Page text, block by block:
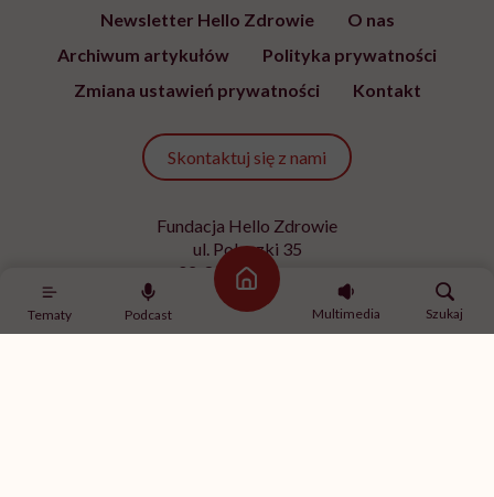
Tematy Podcast
Strona główna
Multimedia
Szukaj
Newsletter Hello Zdrowie
O nas
Archiwum artykułów
Polityka prywatności
Zmiana ustawień prywatności
Kontakt
Skontaktuj się z nami
Fundacja Hello Zdrowie
ul. Poleczki 35
02-822 Warszawa
NIP 9512613236
Kontakt z redakcją